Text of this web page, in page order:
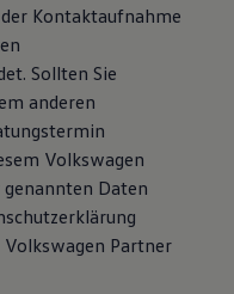
Kontaktaufnahme
Sollten Sie
anderen
Volkswagen
Daten
Partner